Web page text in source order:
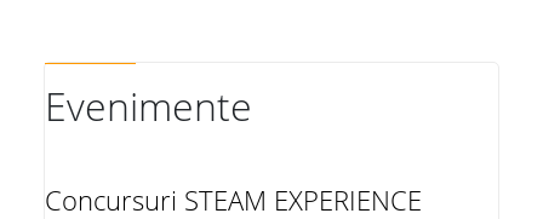
Evenimente
Concursuri STEAM EXPERIENCE